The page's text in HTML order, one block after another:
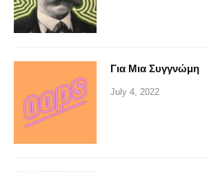
Για Μια Συγγνώμη
July 4, 2022